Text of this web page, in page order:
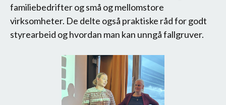
familiebedrifter og små og mellomstore
virksomheter. De delte også praktiske råd for godt
styrearbeid og hvordan man kan unngå fallgruver.